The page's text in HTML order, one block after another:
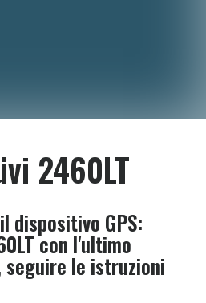
2460LT
dispositivo GPS:
con l'ultimo
le istruzioni